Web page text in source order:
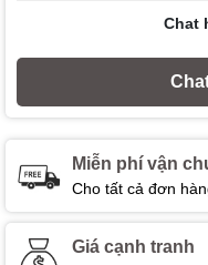
Chat
Miễn phí vận
Cho tất cả đơn
Giá cạnh tranh